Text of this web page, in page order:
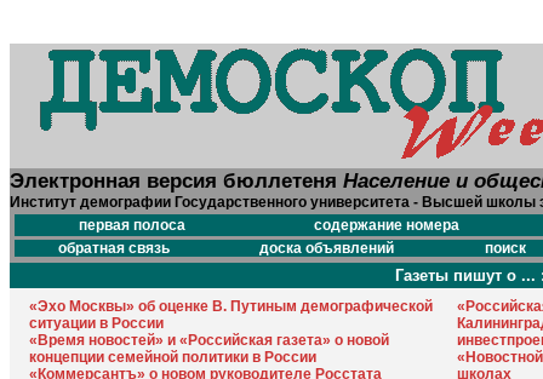
Электронная версия бюллетеня Население и
Институт демографии Государственного университета - Высшей школы
первая полоса
содержание номера
обратная связь
доска объявлений поиск
Газеты пишут о ...
«Эхо Москвы» об оценке В. Путиным демографической
ситуации в России
«Время новостей» и «Российская газета» о новой
концепции семейной политики в России
«Коммерсантъ» о новом руководителе Росстата
школах